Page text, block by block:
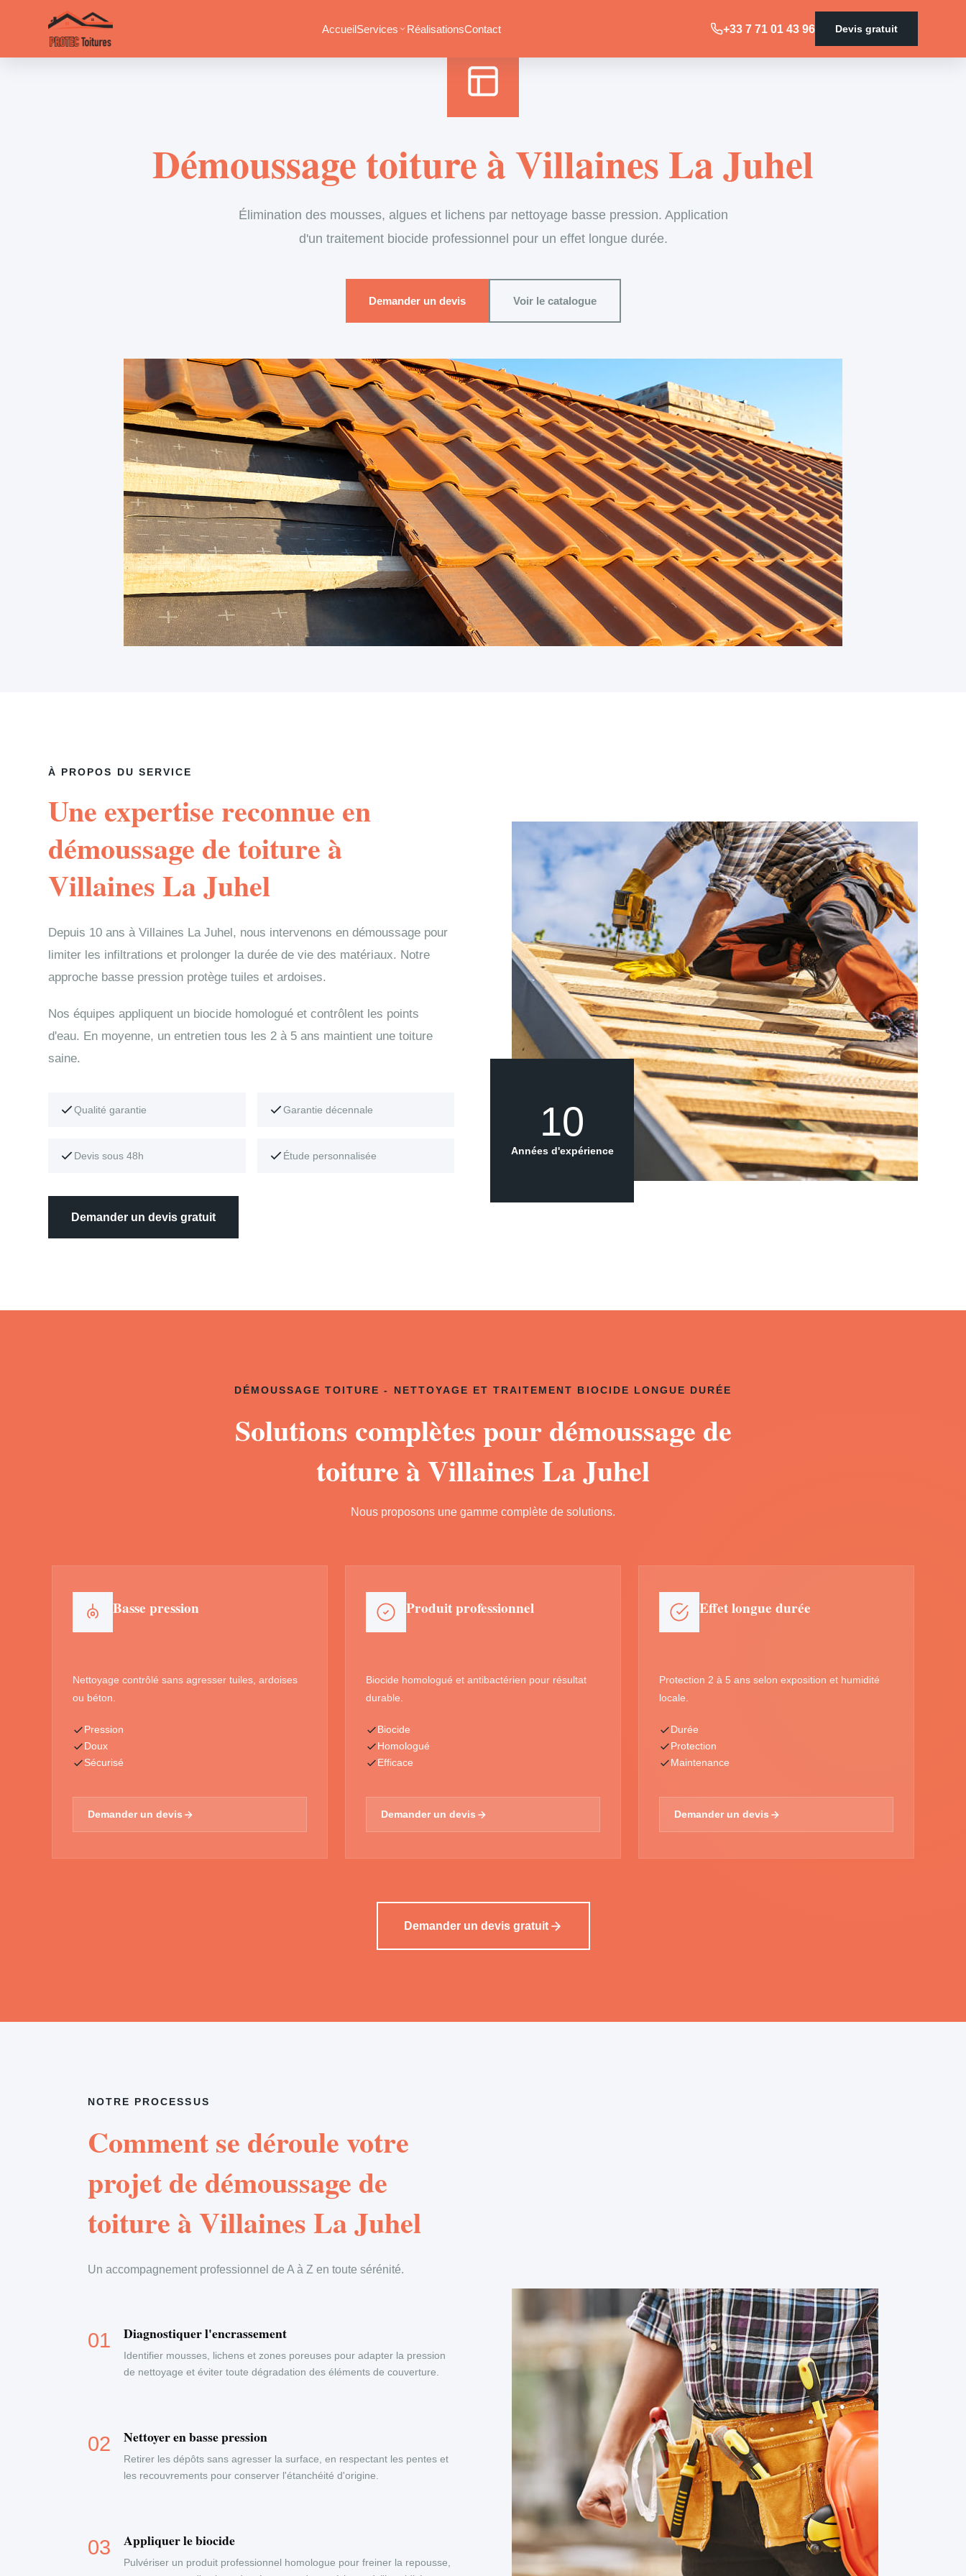
AccueilServices RéalisationsContact +33 7 71 01 43 96 Devis gratuit
Démoussage toiture à Villaines La Juhel
Élimination des mousses, algues et lichens par nettoyage basse pression. Application
d'un traitement biocide professionnel pour un effet longue durée.
Demander un devis Voir le catalogue
À PROPOS DU SERVICE
Une expertise reconnue en
démoussage de toiture à
Villaines La Juhel
Depuis 10 ans à Villaines La Juhel, nous intervenons en démoussage pour
limiter les infiltrations et prolonger la durée de vie des matériaux. Notre
approche basse pression protège tuiles et ardoises.
Nos équipes appliquent un biocide homologué et contrôlent les points
d'eau. En moyenne, un entretien tous les 2 à 5 ans maintient une toiture
saine.
Qualité garantie Garantie décennale
Devis sous 48h Étude personnalisée
Demander un devis gratuit
10
Années d'expérience
DÉMOUSSAGE TOITURE - NETTOYAGE ET TRAITEMENT BIOCIDE LONGUE DURÉE
Solutions complètes pour démoussage de
toiture à Villaines La Juhel
Nous proposons une gamme complète de solutions.
Basse pression
Nettoyage contrôlé sans agresser tuiles, ardoises
ou béton.
Pression
Doux
Sécurisé
Demander un devis
Produit professionnel
Biocide homologué et antibactérien pour résultat
durable.
Biocide
Homologué
Efficace
Demander un devis
Effet longue durée
Protection 2 à 5 ans selon exposition et humidité
locale.
Durée
Protection
Maintenance
Demander un devis
Demander un devis gratuit
NOTRE PROCESSUS
Comment se déroule votre
projet de démoussage de
toiture à Villaines La Juhel
Un accompagnement professionnel de A à Z en toute sérénité.
Diagnostiquer l'encrassement
Identifier mousses, lichens et zones poreuses pour adapter la pression
de nettoyage et éviter toute dégradation des éléments de couverture.
Nettoyer en basse pression
Retirer les dépôts sans agresser la surface, en respectant les pentes et
les recouvrements pour conserver l'étanchéité d'origine.
Appliquer le biocide
Pulvériser un produit professionnel homologue pour freiner la repousse,